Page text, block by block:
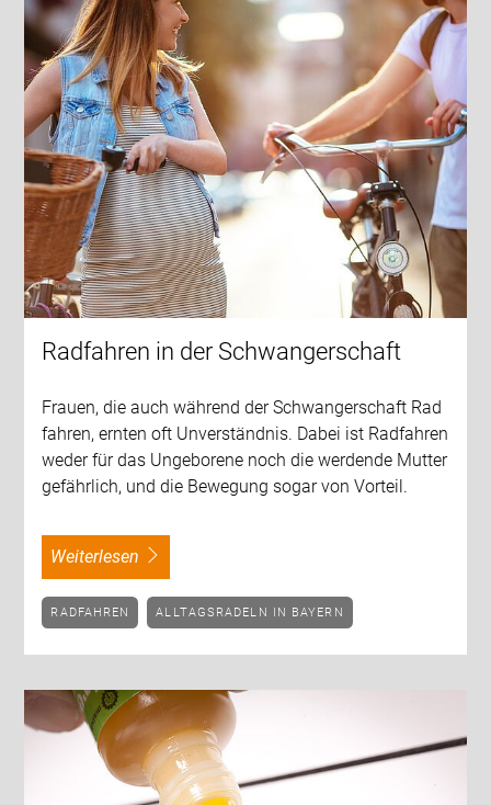
Radfahren in der Schwangerschaft
Frauen, die auch während der Schwangerschaft Rad
fahren, ernten oft Unverständnis. Dabei ist Radfahren
weder für das Ungeborene noch die werdende Mutter
gefährlich, und die Bewegung sogar von Vorteil.
weiterlesen
RADFAHREN ALLTAGSRADELN IN BAYERN